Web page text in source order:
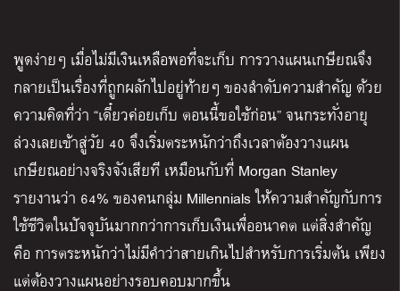
พูดง่ายๆ เมื่อไม่มีเงินเหลือพอที่จะเก็บ การวางแผนเกษียณจึง
กลายเป็นเรื่องที่ถูกผลักไปอยู่ท้ายๆ ของลำดับความสำคัญ ด้วย
ความคิดที่ว่า “เดี๋ยวค่อยเก็บ ตอนนี้ขอใช้ก่อน” จนกระทั่งอายุ
ล่วงเลยเข้าสู่วัย 40 จึงเริ่มตระหนักว่าถึงเวลาต้องวางแผน
เกษียณอย่างจริงจังเสียที เหมือนกับที่ Morgan Stanley
รายงานว่า 64% ของคนกลุ่ม Millennials ให้ความสำคัญกับการ
ใช้ชีวิตในปัจจุบันมากกว่าการเก็บเงินเพื่ออนาคต แต่สิ่งสำคัญ
คือ การตระหนักว่าไม่มีคำว่าสายเกินไปสำหรับการเริ่มต้น เพียง
แต่ต้องวางแผนอย่างรอบคอบมากขึ้น